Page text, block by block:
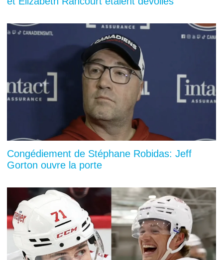
Congédiement de Stéphane Robidas: Jeff
Gorton ouvre la porte